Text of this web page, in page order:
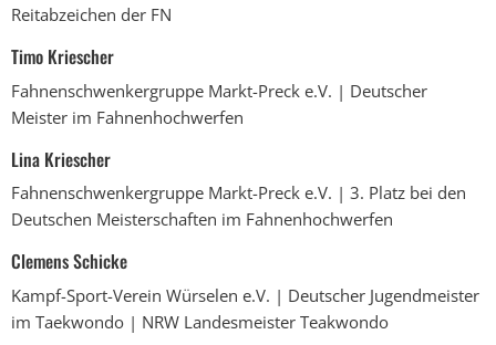
Reitabzeichen der FN
Timo Kriescher
Fahnenschwenkergruppe Markt-Preck e.V. | Deutscher
Meister im Fahnenhochwerfen
Lina Kriescher
Fahnenschwenkergruppe Markt-Preck e.V. | 3. Platz bei den
Deutschen Meisterschaften im Fahnenhochwerfen
Clemens Schicke
Kampf-Sport-Verein Würselen e.V. | Deutscher Jugendmeister
im Taekwondo | NRW Landesmeister Teakwondo